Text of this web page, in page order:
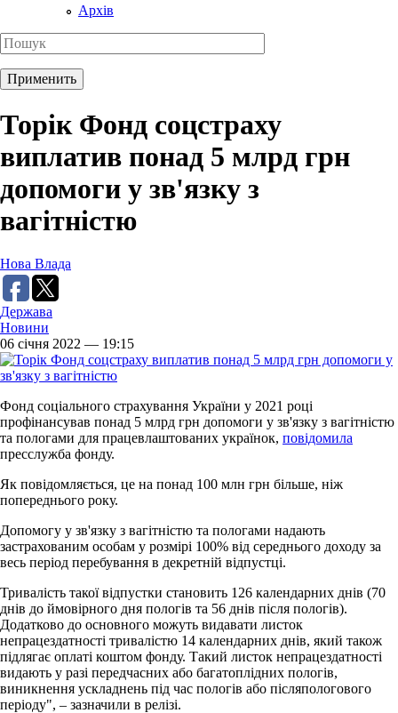
Архів
Торік Фонд соцстраху
виплатив понад 5 млрд грн
допомоги у зв'язку з
вагітністю
Нова Влада
Держава
Новини
06 січня 2022 — 19:15
Фонд соціального страхування України у 2021 році
профінансував понад 5 млрд грн допомоги у зв'язку з вагітністю
та пологами для працевлаштованих українок, повідомила
пресслужба фонду.
Як повідомляється, це на понад 100 млн грн більше, ніж
попереднього року.
Допомогу у зв'язку з вагітністю та пологами надають
застрахованим особам у розмірі 100% від середнього доходу за
весь період перебування в декретній відпустці.
Тривалість такої відпустки становить 126 календарних днів (70
днів до ймовірного дня пологів та 56 днів після пологів).
Додатково до основного можуть видавати листок
непрацездатності тривалістю 14 календарних днів, який також
підлягає оплаті коштом фонду. Такий листок непрацездатності
видають у разі передчасних або багатоплідних пологів,
виникнення ускладнень під час пологів або післяпологового
періоду", – зазначили в релізі.